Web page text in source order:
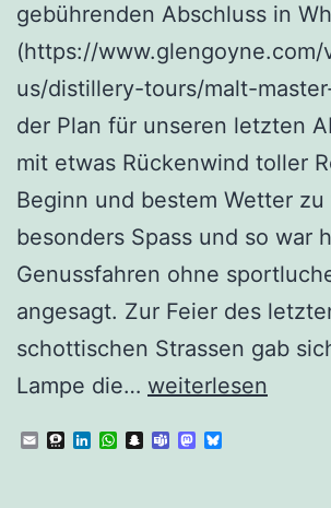
gebührenden Abschluss in
(https://www.glengoyne.com/
us/distillery-tours/malt-
der Plan für unseren letzten
mit etwas Rückenwind toller
Beginn und bestem Wetter
besonders Spass und so war
Genussfahren ohne
angesagt. Zur Feier des
schottischen Strassen gab
Lampe die… Scot.24
weiterlesen
EmailThreema
LinkedIn
WhatsApp
Snapchat
TeamsMastodon